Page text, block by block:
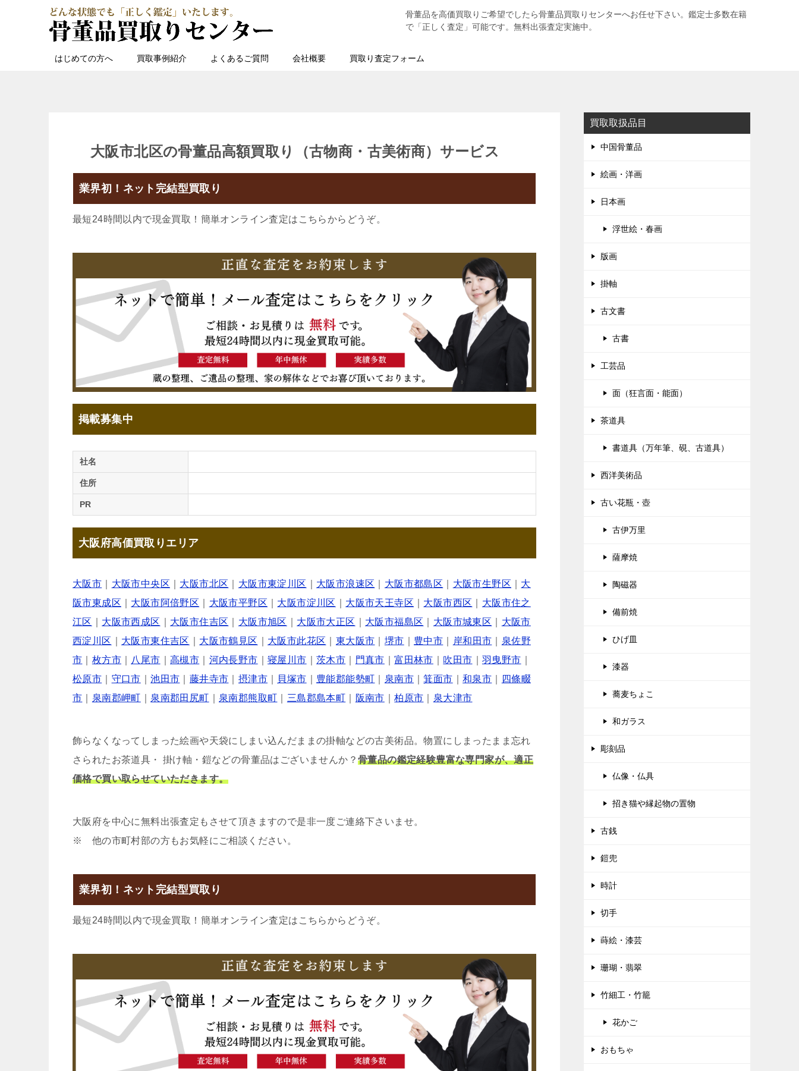
骨董品を高価買取りご希望でしたら骨董品買取りセンターへお任せ下さい。鑑定士多数在籍
で「正しく査定」可能です。無料出張査定実施中。
はじめての方へ 買取事例紹介 よくあるご質問 会社概要 買取り査定フォーム
大阪市北区の骨董品高額買取り（古物商・古美術商）サービス
業界初！ネット完結型買取り
最短24時間以内で現金買取！簡単オンライン査定はこちらからどうぞ。
掲載募集中
社名
住所
PR
大阪府高価買取りエリア
大阪市 大阪市中央区 大阪市北区 大阪市東淀川区 大阪市浪速区 大阪市都島区 大阪市生野区
大
阪市東成区
大阪市阿倍野区 大阪市平野区 大阪市淀川区 大阪市天王寺区 大阪市西区
大阪市住之
江区
大阪市西成区 大阪市住吉区 大阪市旭区 大阪市大正区 大阪市福島区 大阪市城東区
大阪市
西淀川区
大阪市東住吉区 大阪市鶴見区 大阪市此花区 東大阪市 堺市 豊中市 岸和田市
泉佐野
市
枚方市 八尾市 ｜高槻市 河内長野市 ｜寝屋川市 ｜茨木市 門真市 ｜富田林市 吹田市 羽曳野市
松原市
守口市 ｜池田市 藤井寺市 摂津市 貝塚市 豊能郡能勢町 泉南市 ｜箕面市 ｜和泉市
四條畷
市
泉南郡岬町 泉南郡田尻町 泉南郡熊取町 三島郡島本町 阪南市 ｜柏原市 泉大津市
飾らなくなってしまった絵画や天袋にしまい込んだままの掛軸などの古美術品。物置にしまったまま忘れ
さられたお茶道具・ 掛け軸・鎧などの骨董品はございませんか？ 骨董品の鑑定経験豊富な専門家が、適正
価格で買い取らせていただきます。
大阪府を中心に無料出張査定もさせて頂きますので是非一度ご連絡下さいませ。
※ 他の市町村部の方もお気軽にご相談ください。
業界初！ネット完結型買取り
最短24時間以内で現金買取！簡単オンライン査定はこちらからどうぞ。
買取取扱品目
中国骨董品
絵画・洋画
日本画
浮世絵・春画
版画
掛軸
古文書
古書
工芸品
面（狂言面・能面）
茶道具
書道具（万年筆、硯、古道具）
西洋美術品
古い花瓶・壺
古伊万里
薩摩焼
陶磁器
備前焼
ひげ皿
漆器
蕎麦ちょこ
和ガラス
彫刻品
仏像・仏具
招き猫や縁起物の置物
古銭
鎧兜
時計
切手
蒔絵・漆芸
珊瑚・翡翠
竹細工・竹籠
花かご
おもちゃ